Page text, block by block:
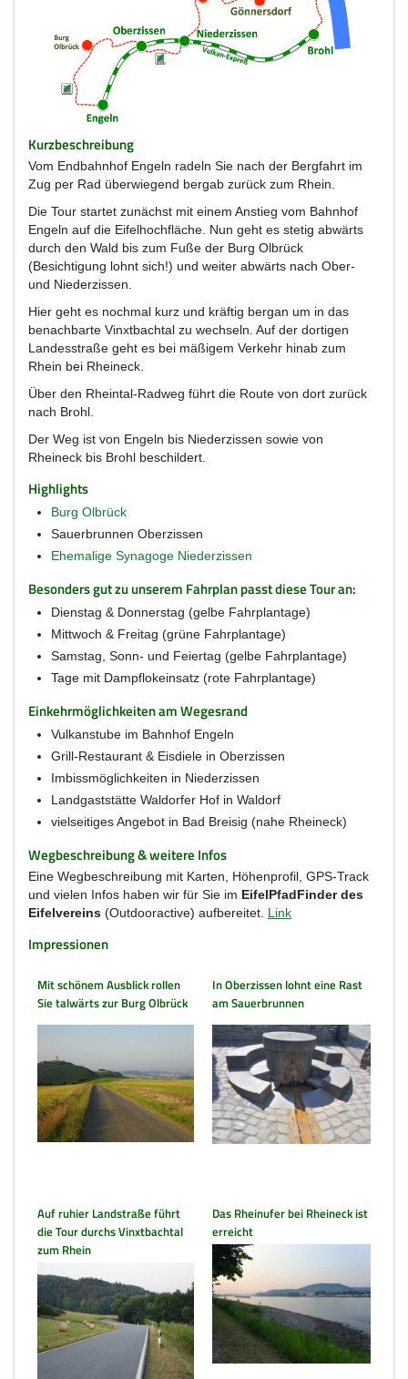
Kurzbeschreibung
Vom Endbahnhof Engeln radeln Sie nach der Bergfahrt im
Zug per Rad überwiegend bergab zurück zum Rhein.
Die Tour startet zunächst mit einem Anstieg vom Bahnhof
Engeln auf die Eifelhochfläche. Nun geht es stetig abwärts
durch den Wald bis zum Fuße der Burg Olbrück
(Besichtigung lohnt sich!) und weiter abwärts nach Ober-
und Niederzissen.
Hier geht es nochmal kurz und kräftig bergan um in das
benachbarte Vinxtbachtal zu wechseln. Auf der dortigen
Landesstraße geht es bei mäßigem Verkehr hinab zum
Rhein bei Rheineck.
Über den Rheintal-Radweg führt die Route von dort zurück
nach Brohl.
Der Weg ist von Engeln bis Niederzissen sowie von
Rheineck bis Brohl beschildert.
Highlights
Burg Olbrück
Sauerbrunnen Oberzissen
Ehemalige Synagoge Niederzissen
Besonders gut zu unserem Fahrplan passt diese Tour an:
Dienstag & Donnerstag (gelbe Fahrplantage)
Mittwoch & Freitag (grüne Fahrplantage)
Samstag, Sonn- und Feiertag (gelbe Fahrplantage)
Tage mit Dampflokeinsatz (rote Fahrplantage)
Einkehrmöglichkeiten am Wegesrand
Vulkanstube im Bahnhof Engeln
Grill-Restaurant & Eisdiele in Oberzissen
Imbissmöglichkeiten in Niederzissen
Landgaststätte Waldorfer Hof in Waldorf
vielseitiges Angebot in Bad Breisig (nahe Rheineck)
Wegbeschreibung & weitere Infos
Eine Wegbeschreibung mit Karten, Höhenprofil, GPS-Track
und vielen Infos haben wir für Sie im EifelPfadFinder des
Eifelvereins (Outdooractive) aufbereitet. Link
Impressionen
Mit schönem Ausblick rollen
Sie talwärts zur Burg Olbrück
In Oberzissen lohnt eine Rast
am Sauerbrunnen
Auf ruhier Landstraße führt
die Tour durchs Vinxtbachtal
zum Rhein
Das Rheinufer bei Rheineck ist
erreicht